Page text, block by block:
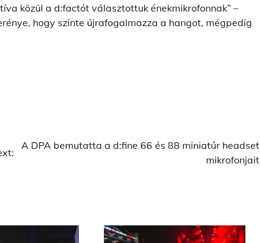
közül a d:factót választottuk énekmikrofonnak” –
hogy szinte újrafogalmazza a hangot, mégpedig
A DPA bemutatta a d:fine 66 és 88 miniatűr headset
mikrofonjait